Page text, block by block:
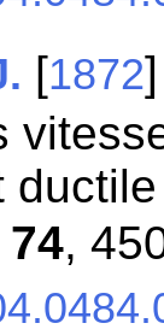
[1872
74,